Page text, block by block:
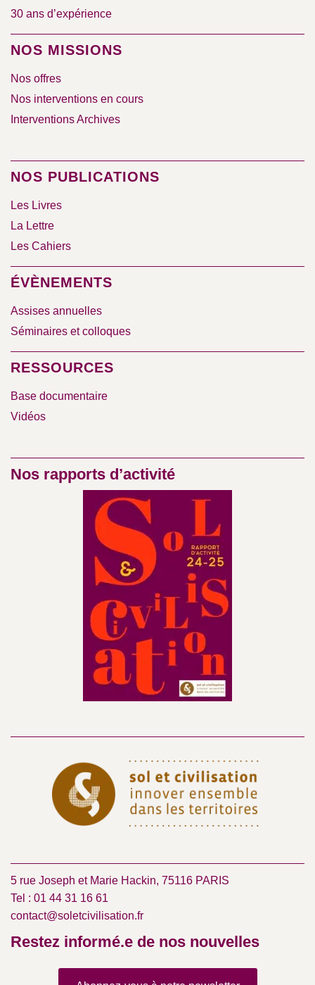
30 ans d’expérience
NOS MISSIONS
Nos offres
Nos interventions en cours
Interventions Archives
NOS PUBLICATIONS
Les Livres
La Lettre
Les Cahiers
ÉVÈNEMENTS
Assises annuelles
Séminaires et colloques
RESSOURCES
Base documentaire
Vidéos
Nos rapports d’activité
5 rue Joseph et Marie Hackin, 75116 PARIS
Tel : 01 44 31 16 61
contact@soletcivilisation.fr
Restez informé.e de nos nouvelles